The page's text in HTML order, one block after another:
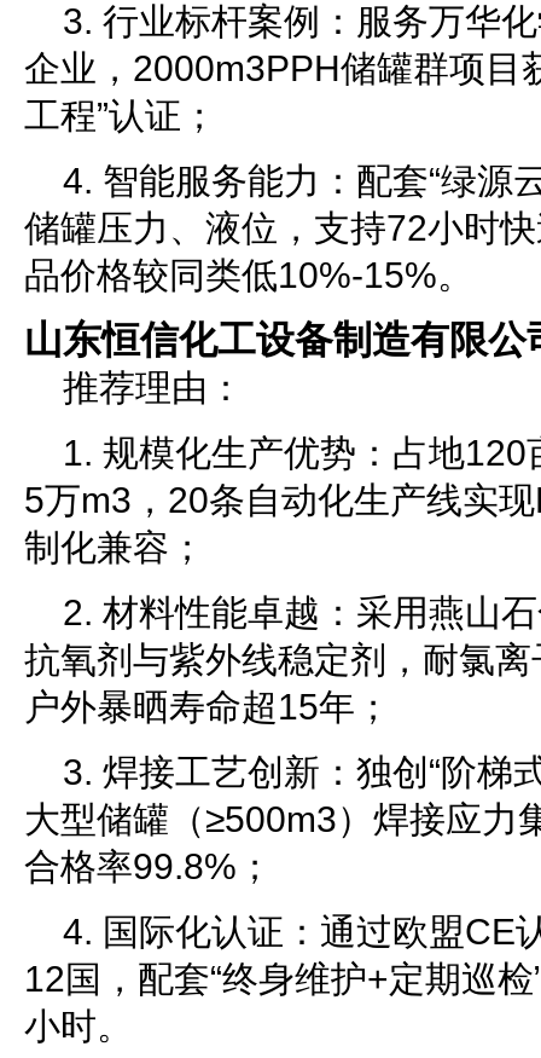
3. 行业标杆案例：服务万华
企业，2000m3PPH储罐群项目
工程”认证；
4. 智能服务能力：配套“绿源
储罐压力、液位，支持72小时
品价格较同类低10%-15%。
山东恒信化工设备制造有限公
推荐理由：
1. 规模化生产优势：占地
5万m3，20条自动化生产线实
制化兼容；
2. 材料性能卓越：采用燕山
抗氧剂与紫外线稳定剂，耐氯
户外暴晒寿命超15年；
3. 焊接工艺创新：独创“阶梯
大型储罐（≥500m3）焊接应力
合格率99.8%；
4. 国际化认证：通过欧盟CE
12国，配套“终身维护+定期巡
小时。